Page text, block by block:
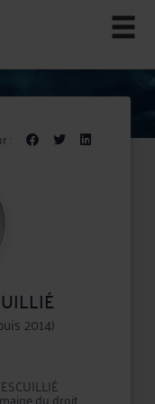
:
2014)
du droit